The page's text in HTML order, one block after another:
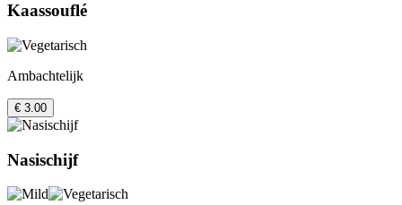
Kaassouflé
Ambachtelijk
€ 3.00
Nasischijf